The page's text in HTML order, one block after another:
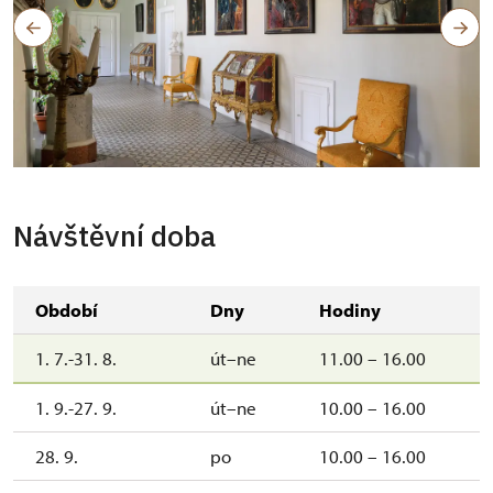
Návštěvní doba
Období Dny Hodiny
1. 7.-31. 8. út–ne 11.00 – 16.00
1. 9.-27. 9. út–ne 10.00 – 16.00
28. 9. po 10.00 – 16.00